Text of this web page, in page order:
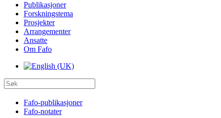
Publikasjoner
Forskningstema
Prosjekter
Arrangementer
Ansatte
Om Fafo
Fafo-publikasjoner
Fafo-notater